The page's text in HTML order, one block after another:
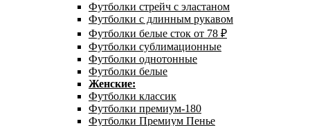
Футболки стрейч с эластаном
Футболки с длинным рукавом
Футболки белые сток от 78 ₽
Футболки сублимационные
Футболки однотонные
Футболки белые
Женские:
Футболки классик
Футболки премиум-180
Футболки Премиум Пенье